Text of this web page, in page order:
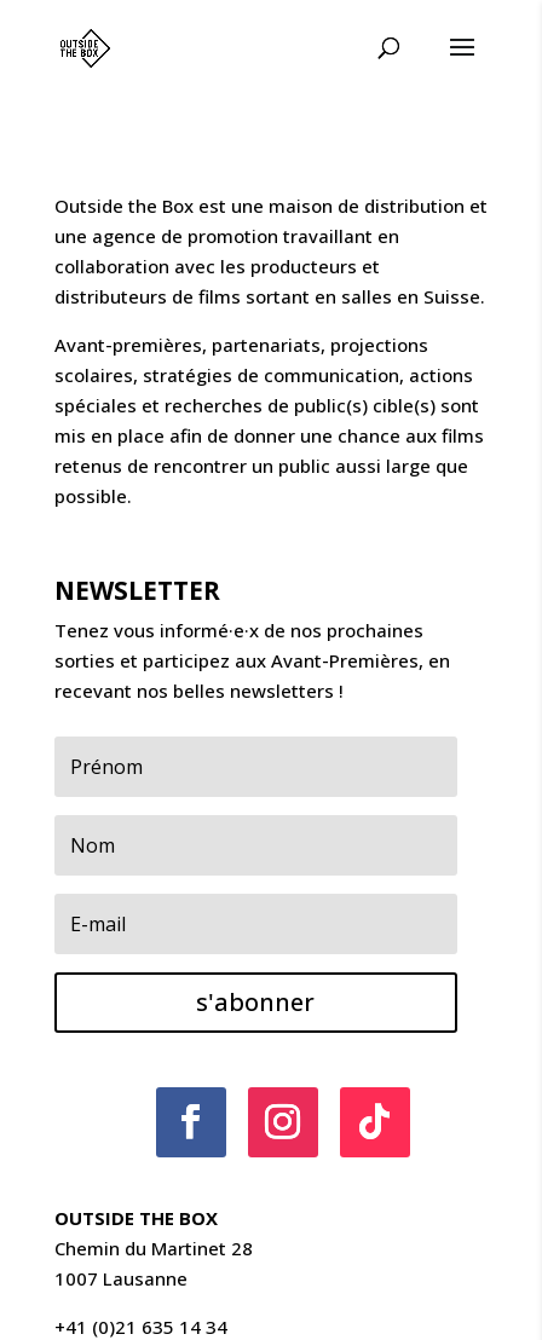
Outside the Box est une maison de distribution et
une agence de promotion travaillant en
collaboration avec les producteurs et
distributeurs de films sortant en salles en Suisse.
Avant-premières, partenariats, projections
scolaires, stratégies de communication, actions
spéciales et recherches de public(s) cible(s) sont
mis en place afin de donner une chance aux films
retenus de rencontrer un public aussi large que
possible.
NEWSLETTER
Tenez vous informé·e·x de nos prochaines
sorties et participez aux Avant-Premières, en
recevant nos belles newsletters !
s'abonner
OUTSIDE THE BOX
Chemin du Martinet 28
1007 Lausanne
+41 (0)21 635 14 34